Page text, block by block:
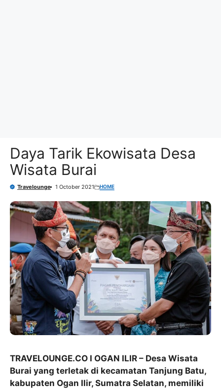
Daya Tarik Ekowisata Desa
Wisata Burai
Travelounge 1 October 2021 HOME
TRAVELOUNGE.CO I OGAN ILIR – Desa Wisata
Burai yang terletak di kecamatan Tanjung Batu,
kabupaten Ogan Ilir, Sumatra Selatan, memiliki